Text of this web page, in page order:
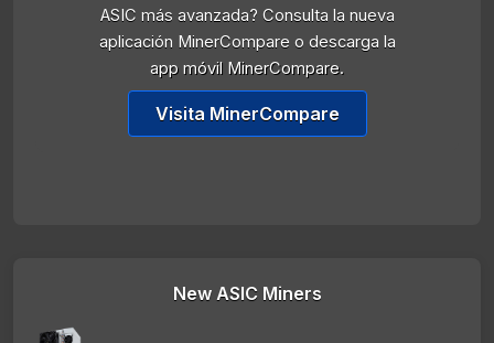
ASIC más avanzada? Consulta la nueva
aplicación MinerCompare o descarga la
app móvil MinerCompare.
Visita MinerCompare
New ASIC Miners